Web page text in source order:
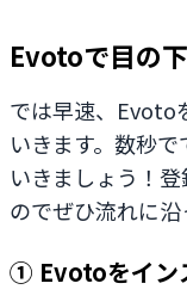
Evotoで目の
では早速、Evoto
いきます。数秒
いきましょう！
のでぜひ流れに沿
① Evotoをイン